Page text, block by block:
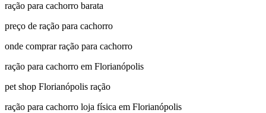
ração para cachorro barata
preço de ração para cachorro
onde comprar ração para cachorro
ração para cachorro em Florianópolis
pet shop Florianópolis ração
ração para cachorro loja física em Florianópolis